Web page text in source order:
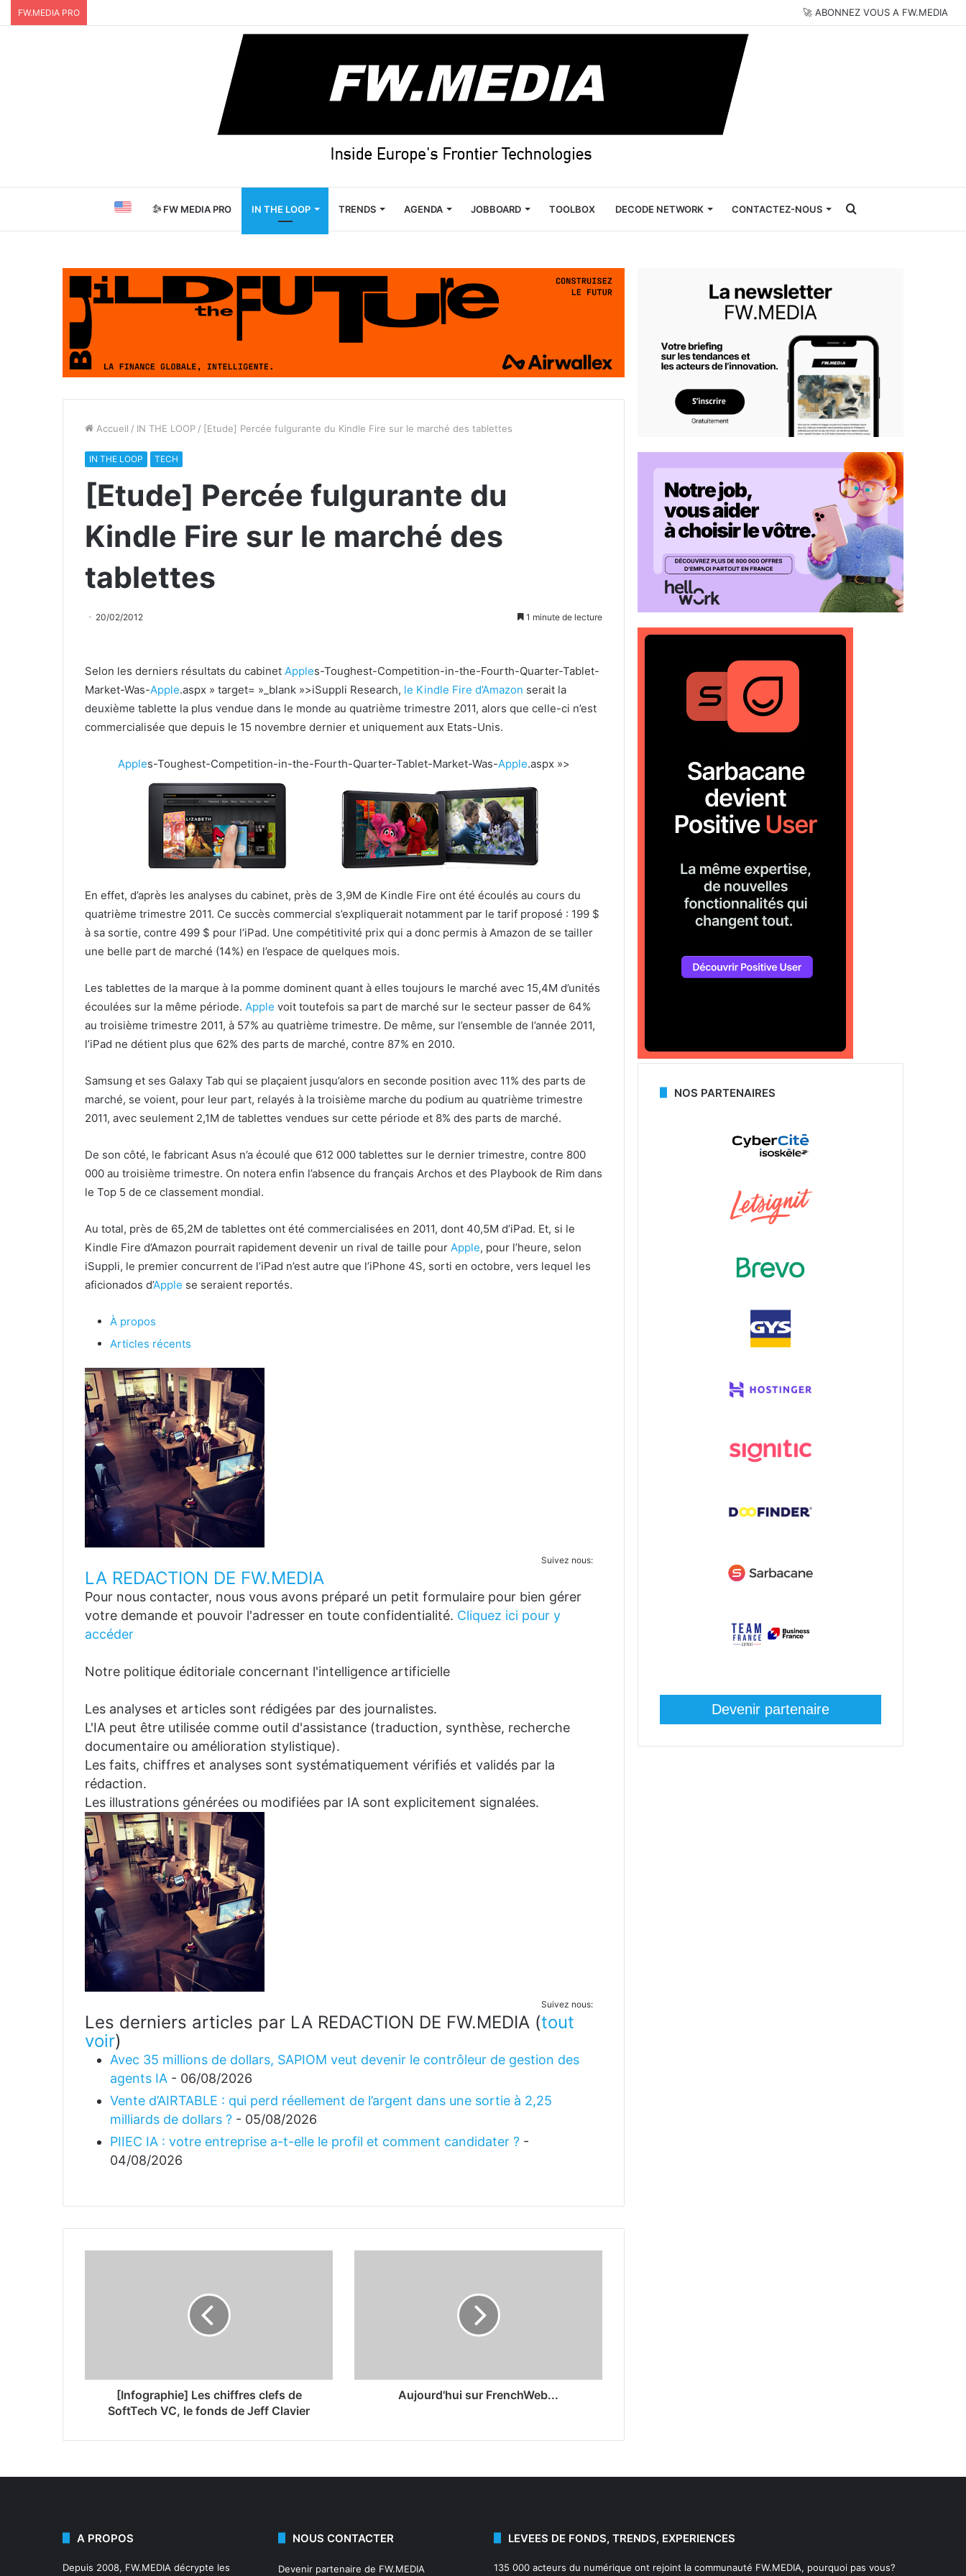
FW.MEDIA PRO 🚀 ABONNEZ VOUS A FW.MEDIA
FW MEDIA PRO IN THE LOOP TRENDS AGENDA JOBBOARD TOOLBOX DECODE NETWORK CONTACTEZ-NOUS Rechercher
Accueil / IN THE LOOP / [Etude] Percée fulgurante du Kindle Fire sur le marché des tablettes
IN THE LOOP TECH
[Etude] Percée fulgurante du
Kindle Fire sur le marché des
tablettes
20/02/2012 1 minute de lecture
Selon les derniers résultats du cabinet Apples-Toughest-Competition-in-the-Fourth-Quarter-Tablet-
Market-Was-Apple.aspx » target= »_blank »>iSuppli Research, le Kindle Fire d’Amazon serait la
deuxième tablette la plus vendue dans le monde au quatrième trimestre 2011, alors que celle-ci n’est
commercialisée que depuis le 15 novembre dernier et uniquement aux Etats-Unis.
Apples-Toughest-Competition-in-the-Fourth-Quarter-Tablet-Market-Was-Apple.aspx »>
En effet, d’après les analyses du cabinet, près de 3,9M de Kindle Fire ont été écoulés au cours du
quatrième trimestre 2011. Ce succès commercial s’expliquerait notamment par le tarif proposé : 199 $
à sa sortie, contre 499 $ pour l’iPad. Une compétitivité prix qui a donc permis à Amazon de se tailler
une belle part de marché (14%) en l’espace de quelques mois.
Les tablettes de la marque à la pomme dominent quant à elles toujours le marché avec 15,4M d’unités
écoulées sur la même période. Apple voit toutefois sa part de marché sur le secteur passer de 64%
au troisième trimestre 2011, à 57% au quatrième trimestre. De même, sur l’ensemble de l’année 2011,
l’iPad ne détient plus que 62% des parts de marché, contre 87% en 2010.
Samsung et ses Galaxy Tab qui se plaçaient jusqu’alors en seconde position avec 11% des parts de
marché, se voient, pour leur part, relayés à la troisième marche du podium au quatrième trimestre
2011, avec seulement 2,1M de tablettes vendues sur cette période et 8% des parts de marché.
De son côté, le fabricant Asus n’a écoulé que 612 000 tablettes sur le dernier trimestre, contre 800
000 au troisième trimestre. On notera enfin l’absence du français Archos et des Playbook de Rim dans
le Top 5 de ce classement mondial.
Au total, près de 65,2M de tablettes ont été commercialisées en 2011, dont 40,5M d’iPad. Et, si le
Kindle Fire d’Amazon pourrait rapidement devenir un rival de taille pour Apple, pour l’heure, selon
iSuppli, le premier concurrent de l’iPad n’est autre que l’iPhone 4S, sorti en octobre, vers lequel les
aficionados d’Apple se seraient reportés.
À propos
Articles récents
Suivez nous:
LA REDACTION DE FW.MEDIA
Pour nous contacter, nous vous avons préparé un petit formulaire pour bien gérer
votre demande et pouvoir l'adresser en toute confidentialité. Cliquez ici pour y
accéder
Notre politique éditoriale concernant l'intelligence artificielle
Les analyses et articles sont rédigées par des journalistes.
L'IA peut être utilisée comme outil d'assistance (traduction, synthèse, recherche
documentaire ou amélioration stylistique).
Les faits, chiffres et analyses sont systématiquement vérifiés et validés par la
rédaction.
Les illustrations générées ou modifiées par IA sont explicitement signalées.
Suivez nous:
Les derniers articles par LA REDACTION DE FW.MEDIA (tout
voir)
Avec 35 millions de dollars, SAPIOM veut devenir le contrôleur de gestion des
agents IA - 06/08/2026
Vente d’AIRTABLE : qui perd réellement de l’argent dans une sortie à 2,25
milliards de dollars ? - 05/08/2026
PIIEC IA : votre entreprise a-t-elle le profil et comment candidater ? -
04/08/2026
[Infographie] Les chiffres clefs de
SoftTech VC, le fonds de Jeff Clavier
Aujourd'hui sur FrenchWeb...
NOS PARTENAIRES
Devenir partenaire
A PROPOS
Depuis 2008, FW.MEDIA décrypte les
NOUS CONTACTER
Devenir partenaire de FW.MEDIA
LEVEES DE FONDS, TRENDS, EXPERIENCES
135 000 acteurs du numérique ont rejoint la communauté FW.MEDIA, pourquoi pas vous?